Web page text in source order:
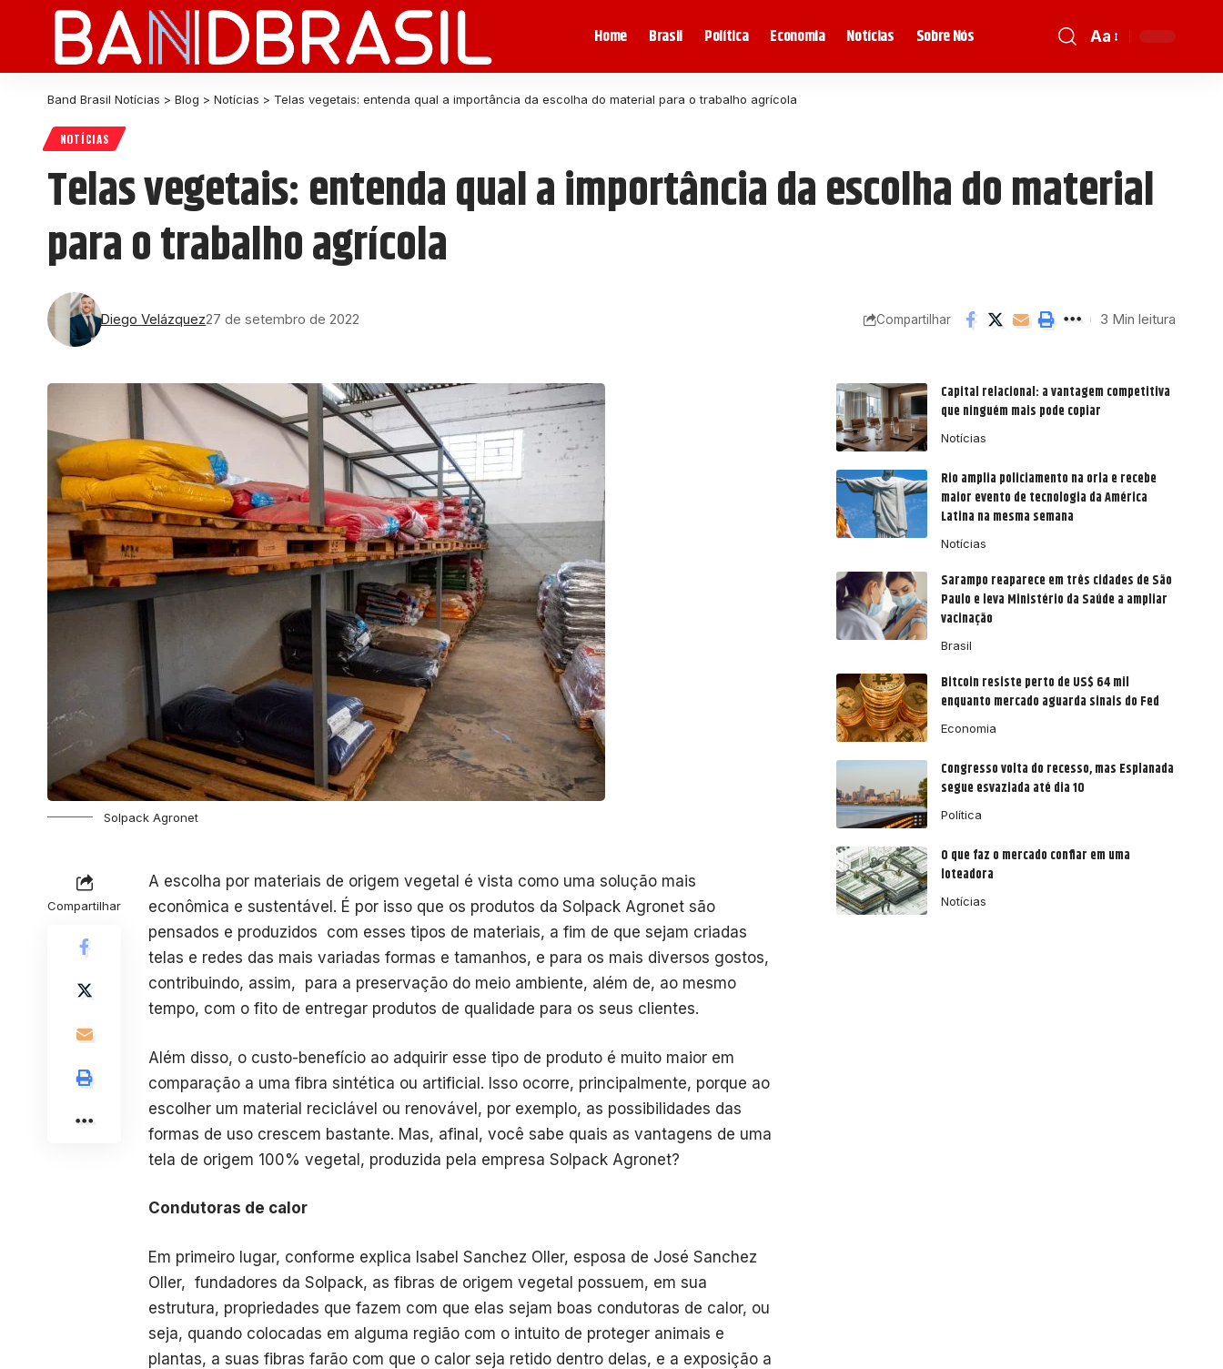
Home Brasil Política Economia Notícias Sobre Nós Aa
Band Brasil Notícias > Blog > Notícias > Telas vegetais: entenda qual a importância da escolha do material para o trabalho agrícola
NOTÍCIAS
Telas vegetais: entenda qual a importância da escolha do material
para o trabalho agrícola
Diego Velázquez27 de setembro de 2022 Compartilhar 3 Min leitura
Solpack Agronet
Compartilhar
A escolha por materiais de origem vegetal é vista como uma solução mais
econômica e sustentável. É por isso que os produtos da Solpack Agronet são
pensados e produzidos com esses tipos de materiais, a fim de que sejam criadas
telas e redes das mais variadas formas e tamanhos, e para os mais diversos gostos,
contribuindo, assim, para a preservação do meio ambiente, além de, ao mesmo
tempo, com o fito de entregar produtos de qualidade para os seus clientes.
Além disso, o custo-benefício ao adquirir esse tipo de produto é muito maior em
comparação a uma fibra sintética ou artificial. Isso ocorre, principalmente, porque ao
escolher um material reciclável ou renovável, por exemplo, as possibilidades das
formas de uso crescem bastante. Mas, afinal, você sabe quais as vantagens de uma
tela de origem 100% vegetal, produzida pela empresa Solpack Agronet?
Condutoras de calor
Em primeiro lugar, conforme explica Isabel Sanchez Oller, esposa de José Sanchez
Oller, fundadores da Solpack, as fibras de origem vegetal possuem, em sua
estrutura, propriedades que fazem com que elas sejam boas condutoras de calor, ou
seja, quando colocadas em alguma região com o intuito de proteger animais e
plantas, a suas fibras farão com que o calor seja retido dentro delas, e a exposição a
Capital relacional: a vantagem competitiva
que ninguém mais pode copiar
Notícias
Rio amplia policiamento na orla e recebe
maior evento de tecnologia da América
Latina na mesma semana
Notícias
Sarampo reaparece em três cidades de São
Paulo e leva Ministério da Saúde a ampliar
vacinação
Brasil
Bitcoin resiste perto de US$ 64 mil
enquanto mercado aguarda sinais do Fed
Economia
Congresso volta do recesso, mas Esplanada
segue esvaziada até dia 10
Política
O que faz o mercado confiar em uma
loteadora
Notícias